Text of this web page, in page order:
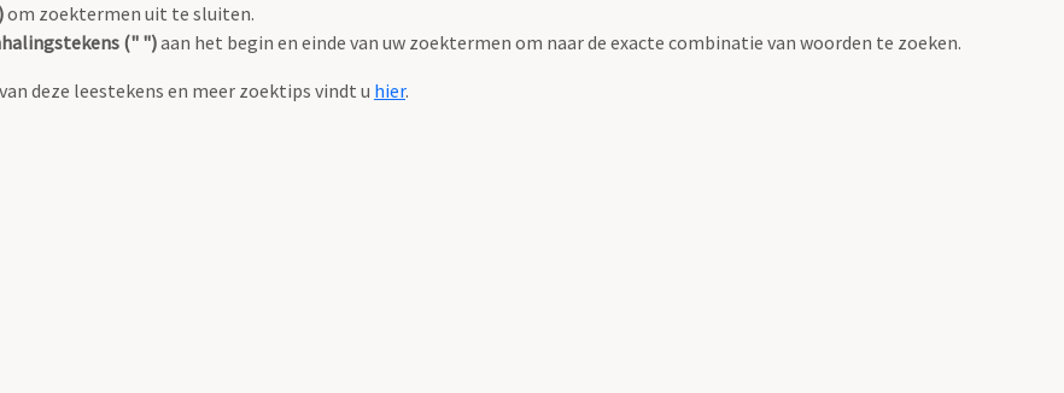
om zoektermen uit te sluiten.
(" ")aan het begin en einde van uw zoektermen om naar de exacte combinatie van woorden te zoeken.
deze leestekens en meer zoektips vindt u hier.